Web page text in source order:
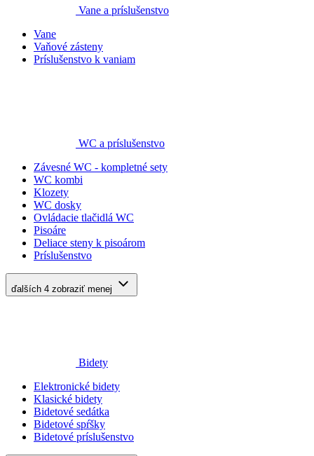
Vane a príslušenstvo
Vane
Vaňové zásteny
Príslušenstvo k vaniam
WC a príslušenstvo
Závesné WC - kompletné sety
WC kombi
Klozety
WC dosky
Ovládacie tlačidlá WC
Pisoáre
Deliace steny k pisoárom
Príslušenstvo
ďalších 4 zobraziť menej
Bidety
Elektronické bidety
Klasické bidety
Bidetové sedátka
Bidetové spŕšky
Bidetové príslušenstvo